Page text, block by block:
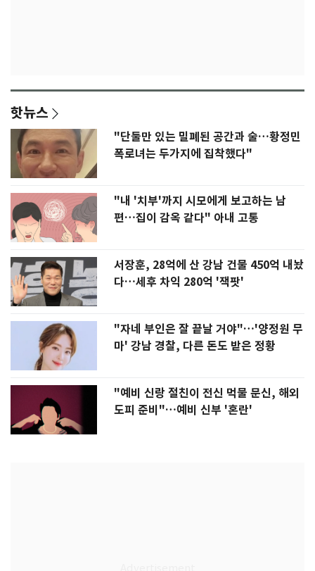
핫뉴스
"단둘만 있는 밀폐된 공간과 술…황정민
폭로녀는 두가지에 집착했다"
"내 '치부'까지 시모에게 보고하는 남
편…집이 감옥 같다" 아내 고통
서장훈, 28억에 산 강남 건물 450억 내놨
다…세후 차익 280억 '잭팟'
"자네 부인은 잘 끝날 거야"…'양정원 무
마' 강남 경찰, 다른 돈도 받은 정황
"예비 신랑 절친이 전신 먹물 문신, 해외
도피 준비"…예비 신부 '혼란'